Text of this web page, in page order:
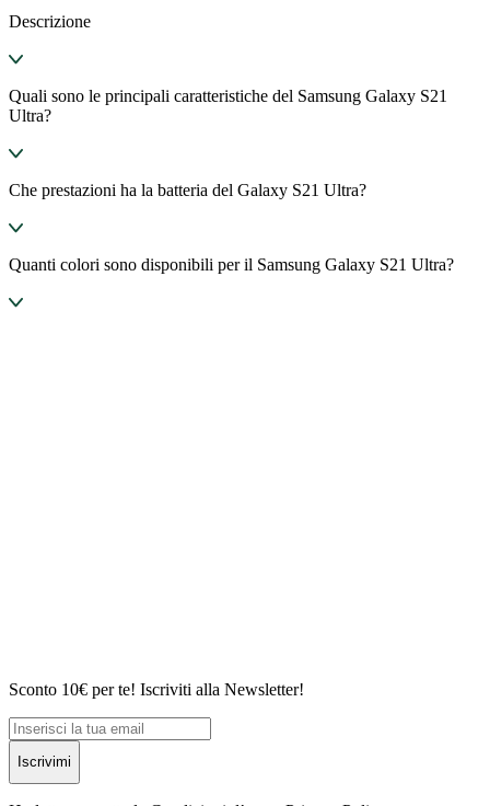
Descrizione
Quali sono le principali caratteristiche del Samsung Galaxy S21
Ultra?
Che prestazioni ha la batteria del Galaxy S21 Ultra?
Quanti colori sono disponibili per il Samsung Galaxy S21 Ultra?
Sconto 10€ per te! Iscriviti alla Newsletter!
Iscrivimi